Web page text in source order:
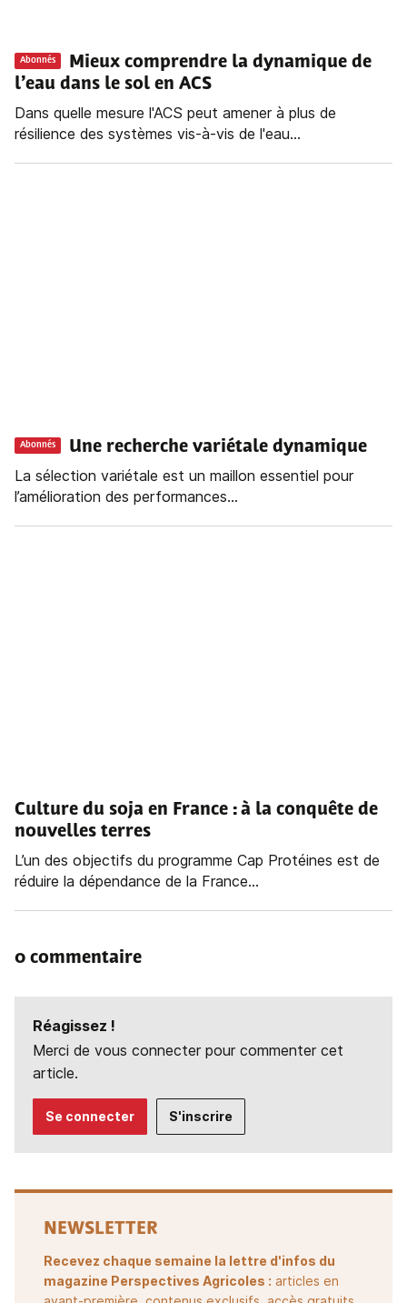
Abonnés
Mieux comprendre la dynamique de
l’eau dans le sol en ACS
Dans quelle mesure l'ACS peut amener à plus de
résilience des systèmes vis-à-vis de l'eau...
Abonnés
Une recherche variétale dynamique
La sélection variétale est un maillon essentiel pour
l’amélioration des performances...
Culture du soja en France : à la conquête de
nouvelles terres
L’un des objectifs du programme Cap Protéines est de
réduire la dépendance de la France...
0 commentaire
Réagissez !
Merci de vous connecter pour commenter cet
article.
Se connecter S'inscrire
NEWSLETTER
Recevez chaque semaine la lettre d'infos du
magazine Perspectives Agricoles : articles en